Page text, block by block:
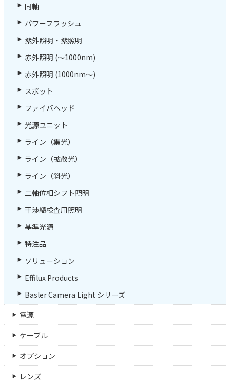
同軸
パワーフラッシュ
紫外照明・紫照明
赤外照明 (～1000nm)
赤外照明 (1000nm～)
スポット
ファイバヘッド
光源ユニット
ライン（集光）
ライン（拡散光）
ライン（斜光）
二軸位相シフト照明
干渉縞検査用照明
基準光源
特注品
ソリューション
Effilux Products
Basler Camera Light シリーズ
電源
ケーブル
オプション
レンズ